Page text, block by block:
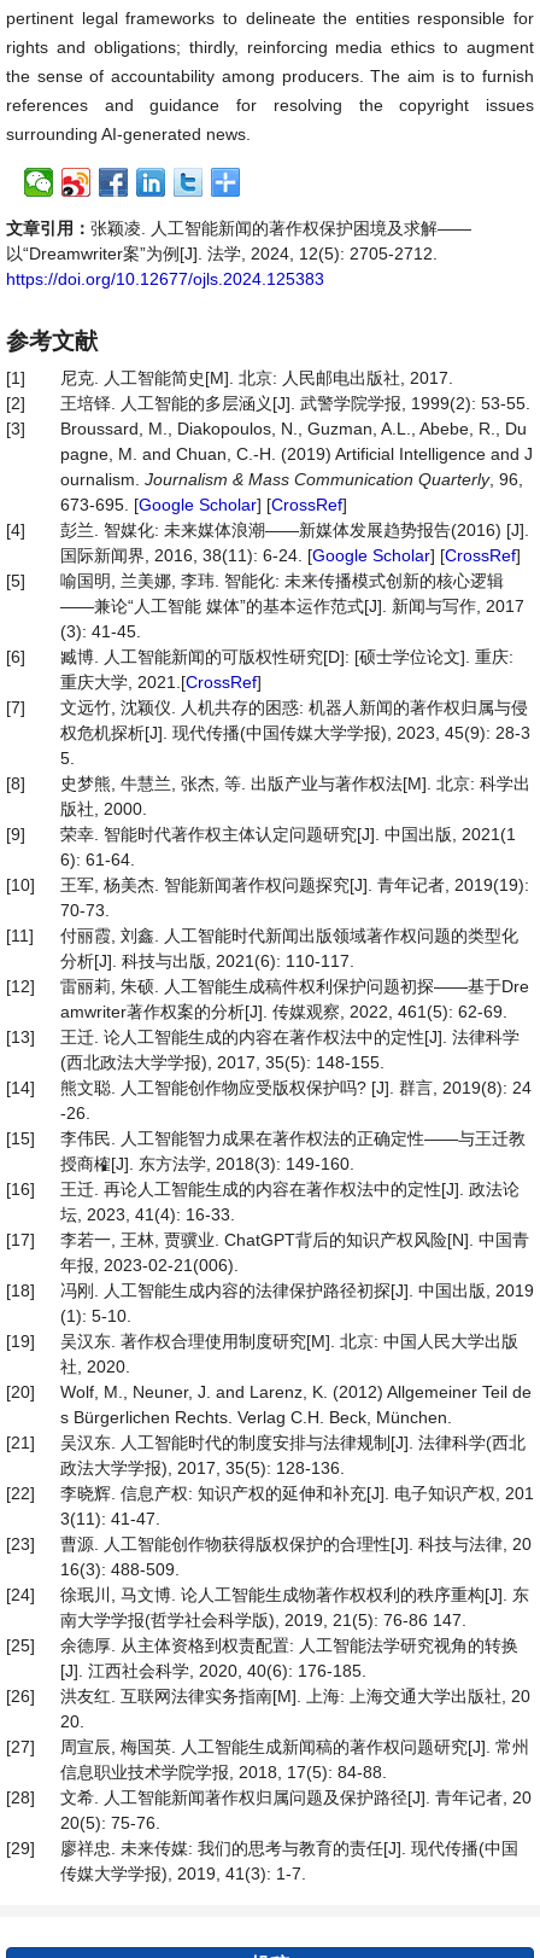
pertinent legal frameworks to delineate the entities responsible for
rights and obligations; thirdly, reinforcing media ethics to augment
the sense of accountability among producers. The aim is to furnish
references and guidance for resolving the copyright issues
surrounding AI-generated news.
文章引用： 张颖凌. 人工智能新闻的著作权保护困境及求解——
以“Dreamwriter案”为例[J]. 法学, 2024, 12(5): 2705-2712.
https://doi.org/10.12677/ojls.2024.125383
参考文献
[1]
尼克. 人工智能简史[M]. 北京: 人民邮电出版社, 2017.
[2]
王培铎. 人工智能的多层涵义[J]. 武警学院学报, 1999(2): 53-55.
[3]
Broussard, M., Diakopoulos, N., Guzman, A.L., Abebe, R., Du
pagne, M. and Chuan, C.-H. (2019) Artificial Intelligence and J
ournalism. Journalism & Mass Communication Quarterly, 96,
673-695. [Google Scholar] [CrossRef]
[4]
彭兰. 智媒化: 未来媒体浪潮——新媒体发展趋势报告(2016) [J].
国际新闻界, 2016, 38(11): 6-24. [Google Scholar] [CrossRef]
[5]
喻国明, 兰美娜, 李玮. 智能化: 未来传播模式创新的核心逻辑
——兼论“人工智能 媒体”的基本运作范式[J]. 新闻与写作, 2017
(3): 41-45.
[6]
臧博. 人工智能新闻的可版权性研究[D]: [硕士学位论文]. 重庆:
重庆大学, 2021.[CrossRef]
[7]
文远竹, 沈颖仪. 人机共存的困惑: 机器人新闻的著作权归属与侵
权危机探析[J]. 现代传播(中国传媒大学学报), 2023, 45(9): 28-3
5.
[8]
史梦熊, 牛慧兰, 张杰, 等. 出版产业与著作权法[M]. 北京: 科学出
版社, 2000.
[9]
荣幸. 智能时代著作权主体认定问题研究[J]. 中国出版, 2021(1
6): 61-64.
[10]
王军, 杨美杰. 智能新闻著作权问题探究[J]. 青年记者, 2019(19):
70-73.
[11]
付丽霞, 刘鑫. 人工智能时代新闻出版领域著作权问题的类型化
分析[J]. 科技与出版, 2021(6): 110-117.
[12]
雷丽莉, 朱硕. 人工智能生成稿件权利保护问题初探——基于Dre
amwriter著作权案的分析[J]. 传媒观察, 2022, 461(5): 62-69.
[13]
王迁. 论人工智能生成的内容在著作权法中的定性[J]. 法律科学
(西北政法大学学报), 2017, 35(5): 148-155.
[14]
熊文聪. 人工智能创作物应受版权保护吗? [J]. 群言, 2019(8): 24
-26.
[15]
李伟民. 人工智能智力成果在著作权法的正确定性——与王迁教
授商榷[J]. 东方法学, 2018(3): 149-160.
[16]
王迁. 再论人工智能生成的内容在著作权法中的定性[J]. 政法论
坛, 2023, 41(4): 16-33.
[17]
李若一, 王林, 贾骥业. ChatGPT背后的知识产权风险[N]. 中国青
年报, 2023-02-21(006).
[18]
冯刚. 人工智能生成内容的法律保护路径初探[J]. 中国出版, 2019
(1): 5-10.
[19]
吴汉东. 著作权合理使用制度研究[M]. 北京: 中国人民大学出版
社, 2020.
[20]
Wolf, M., Neuner, J. and Larenz, K. (2012) Allgemeiner Teil de
s Bürgerlichen Rechts. Verlag C.H. Beck, München.
[21]
吴汉东. 人工智能时代的制度安排与法律规制[J]. 法律科学(西北
政法大学学报), 2017, 35(5): 128-136.
[22]
李晓辉. 信息产权: 知识产权的延伸和补充[J]. 电子知识产权, 201
3(11): 41-47.
[23]
曹源. 人工智能创作物获得版权保护的合理性[J]. 科技与法律, 20
16(3): 488-509.
[24]
徐珉川, 马文博. 论人工智能生成物著作权权利的秩序重构[J]. 东
南大学学报(哲学社会科学版), 2019, 21(5): 76-86 147.
[25]
余德厚. 从主体资格到权责配置: 人工智能法学研究视角的转换
[J]. 江西社会科学, 2020, 40(6): 176-185.
[26]
洪友红. 互联网法律实务指南[M]. 上海: 上海交通大学出版社, 20
20.
[27]
周宣辰, 梅国英. 人工智能生成新闻稿的著作权问题研究[J]. 常州
信息职业技术学院学报, 2018, 17(5): 84-88.
[28]
文希. 人工智能新闻著作权归属问题及保护路径[J]. 青年记者, 20
20(5): 75-76.
[29]
廖祥忠. 未来传媒: 我们的思考与教育的责任[J]. 现代传播(中国
传媒大学学报), 2019, 41(3): 1-7.